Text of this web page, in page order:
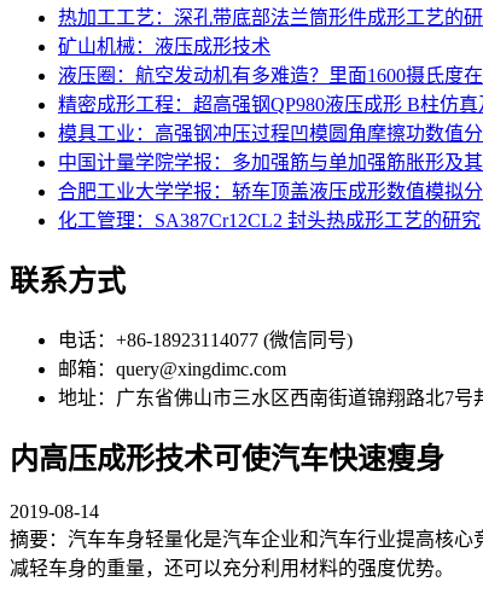
热加工工艺：深孔带底部法兰筒形件成形工艺的
矿山机械：液压成形技术
液压圈：航空发动机有多难造？里面1600摄氏度
精密成形工程：超高强钢QP980液压成形 B柱仿
模具工业：高强钢冲压过程凹模圆角摩擦功数值
中国计量学院学报：多加强筋与单加强筋胀形及
合肥工业大学学报：轿车顶盖液压成形数值模拟
化工管理：SA387Cr12CL2 封头热成形工艺的研究
联系方式
电话：+86-18923114077 (微信同号)
邮箱：query@xingdimc.com
地址：广东省佛山市三水区西南街道锦翔路北7号
内高压成形技术可使汽车快速瘦身
2019-08-14
摘要：汽车车身轻量化是汽车企业和汽车行业提高核
减轻车身的重量，还可以充分利用材料的强度优势。